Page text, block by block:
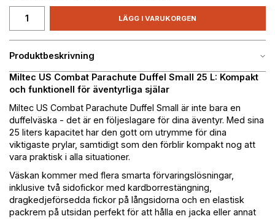
LÄGG I VARUKORGEN
Produktbeskrivning
Miltec US Combat Parachute Duffel Small 25 L: Kompakt
och funktionell för äventyrliga själar
Miltec US Combat Parachute Duffel Small är inte bara en
duffelväska - det är en följeslagare för dina äventyr. Med sina
25 liters kapacitet har den gott om utrymme för dina
viktigaste prylar, samtidigt som den förblir kompakt nog att
vara praktisk i alla situationer.
Väskan kommer med flera smarta förvaringslösningar,
inklusive två sidofickor med kardborrestängning,
dragkedjeförsedda fickor på långsidorna och en elastisk
packrem på utsidan perfekt för att hålla en jacka eller annat